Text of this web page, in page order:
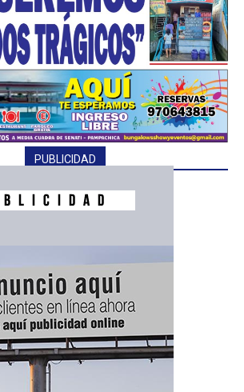
PUBLICIDAD